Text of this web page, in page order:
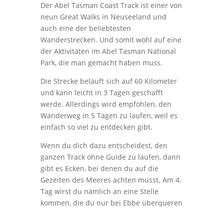
Der Abel Tasman Coast Track ist einer von
neun Great Walks in Neuseeland und
auch eine der beliebtesten
Wanderstrecken. Und somit wohl auf eine
der Aktivitäten im Abel Tasman National
Park, die man gemacht haben muss.
Die Strecke beläuft sich auf 60 Kilometer
und kann leicht in 3 Tagen geschafft
werde. Allerdings wird empfohlen, den
Wanderweg in 5 Tagen zu laufen, weil es
einfach so viel zu entdecken gibt.
Wenn du dich dazu entscheidest, den
ganzen Track ohne Guide zu laufen, dann
gibt es Ecken, bei denen du auf die
Gezeiten des Meeres achten musst. Am 4.
Tag wirst du nämlich an eine Stelle
kommen, die du nur bei Ebbe überqueren